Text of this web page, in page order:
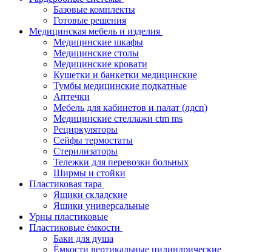
Базовые комплекты
Готовые решения
Медицинская мебель и изделия
Медицинские шкафы
Медицинские столы
Медицинские кровати
Кушетки и банкетки медицинские
Тумбы медицинские подкатные
Аптечки
Мебель для кабинетов и палат (лдсп)
Медицинские стеллажи ctm ms
Рециркуляторы
Сейфы термостаты
Стерилизаторы
Тележки для перевозки больных
Ширмы и стойки
Пластиковая тара
Ящики складские
Ящики универсальные
Урны пластиковые
Пластиковые ёмкости
Баки для душа
Ёмкости вертикальные цилиндрические